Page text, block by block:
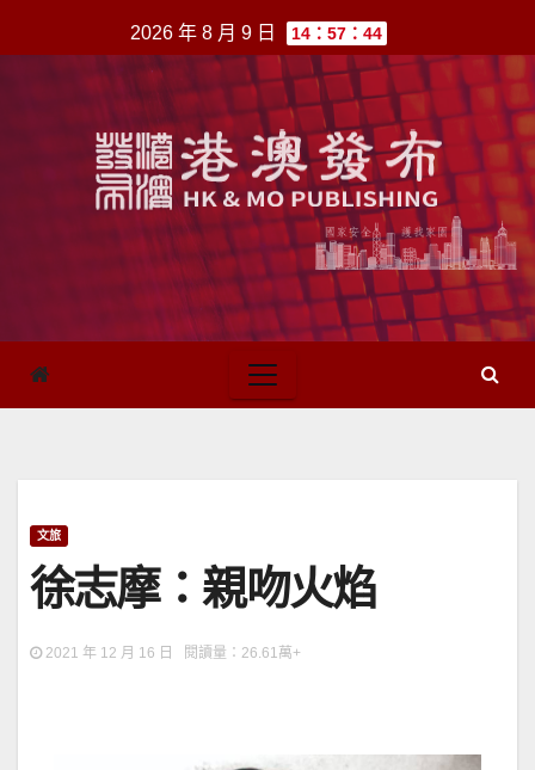
至
2026 年 8 月 9 日 14：57：44
文旅
徐志摩：親吻火焰
2021 年 12 月 16 日 閱讀量：26.61萬+